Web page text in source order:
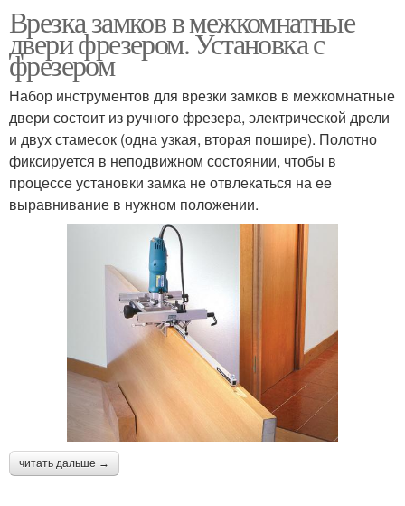
Врезка замков в межкомнатные
двери фрезером. Установка с
фрезером
Набор инструментов для врезки замков в межкомнатные
двери состоит из ручного фрезера, электрической дрели
и двух стамесок (одна узкая, вторая пошире). Полотно
фиксируется в неподвижном состоянии, чтобы в
процессе установки замка не отвлекаться на ее
выравнивание в нужном положении.
читать дальше →